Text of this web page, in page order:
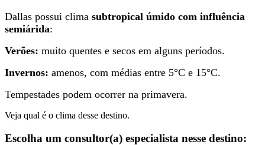
Dallas possui clima subtropical úmido com influência
semiárida:
Verões: muito quentes e secos em alguns períodos.
Invernos: amenos, com médias entre 5°C e 15°C.
Tempestades podem ocorrer na primavera.
Veja qual é o clima desse destino.
Escolha um consultor(a) especialista nesse destino: